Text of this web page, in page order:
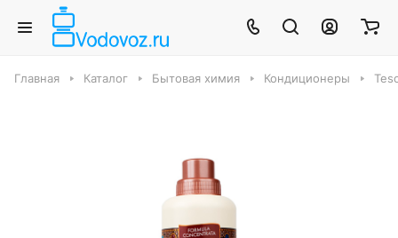
Главная Каталог Бытовая химия Кондиционеры